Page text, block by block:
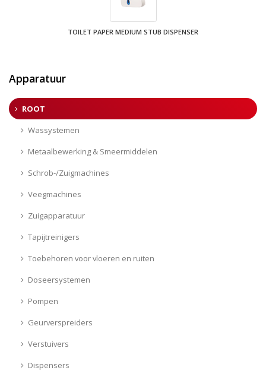
TOILET PAPER MEDIUM STUB DISPENSER
Apparatuur
ROOT
Wassystemen
Metaalbewerking & Smeermiddelen
Schrob-/Zuigmachines
Veegmachines
Zuigapparatuur
Tapijtreinigers
Toebehoren voor vloeren en ruiten
Doseersystemen
Pompen
Geurverspreiders
Verstuivers
Dispensers